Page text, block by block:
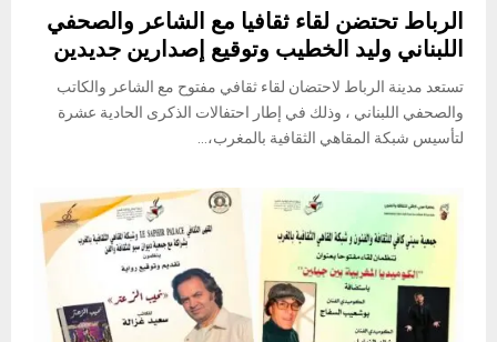
الرباط تحتضن لقاء ثقافيا مع الشاعر والصحفي
اللبناني وليد الخطيب وتوقيع إصدارين جديدين
تستعد مدينة الرباط لاحتضان لقاء ثقافي مفتوح مع الشاعر والكاتب
والصحفي اللبناني ، وذلك في إطار احتفالات الذكرى الحادية عشرة
لتأسيس شبكة المقاهي الثقافية بالمغرب،...